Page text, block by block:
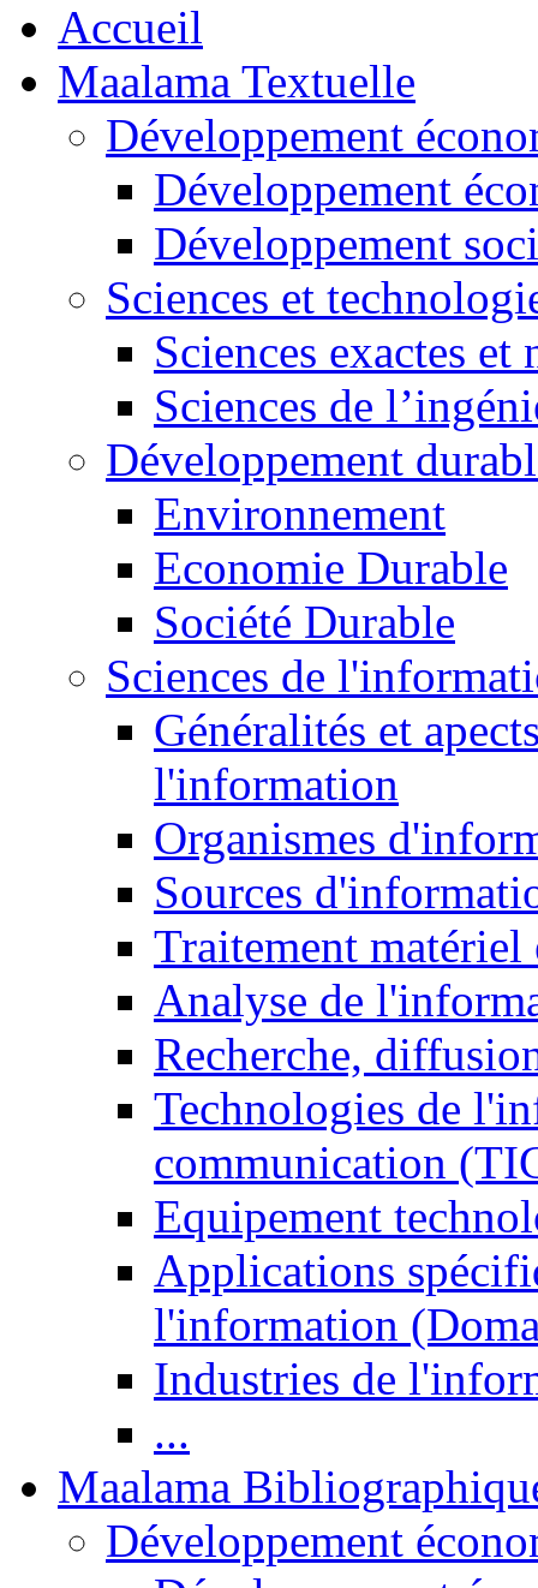
Accueil
Maalama Textuelle
Développement
Développement
Développement
Sciences et
Sciences exactes et
Sciences de
Développement
Environnement
Economie Durable
Société Durable
Sciences de
Généralités et
l'information
Organismes
Sources
Traitement matériel
Analyse de
Recherche,
Technologies de
communication
Equipement
Applications
l'information
Industries de
...
Maalama
Développement